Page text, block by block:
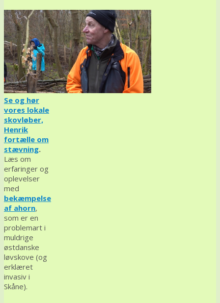
Se og hør
vores lokale
skovløber,
Henrik
fortælle om
stævning.
Læs om
erfaringer og
oplevelser
med
bekæmpelse
af ahorn,
som er en
problemart i
muldrige
østdanske
løvskove (og
erklæret
invasiv i
Skåne).